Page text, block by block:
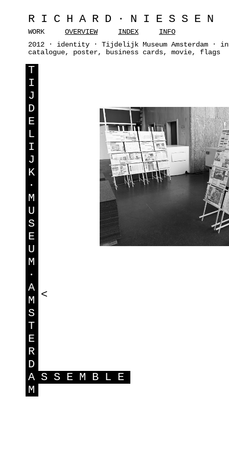
RICHARD·NIESSEN
WORK OVERVIEW INDEX
INFO
2012 · identity · Tijdelijk Museum Amsterdam
catalogue, poster, business cards, movie, flags
T
I
J
D
E
L
I
J
K
·
M
U
S
E
U
M
·
A
M
S
T
E
R
D
A SSEMBLE
M
<